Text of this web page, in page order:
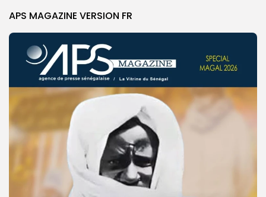
APS MAGAZINE VERSION FR